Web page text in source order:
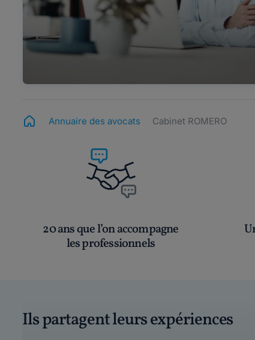
Annuaire des avocats Cabinet ROMERO
20 ans que l’on accompagne
les professionnels
Ils partagent leurs expériences